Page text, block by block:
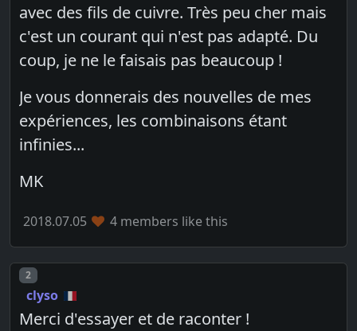
avec des fils de cuivre. Très peu cher mais
c'est un courant qui n'est pas adapté. Du
coup, je ne le faisais pas beaucoup !
Je vous donnerais des nouvelles de mes
expériences, les combinaisons étant
infinies...
MK
2018.07.05 4 members like this
Post number
2
clyso
Merci d'essayer et de raconter !